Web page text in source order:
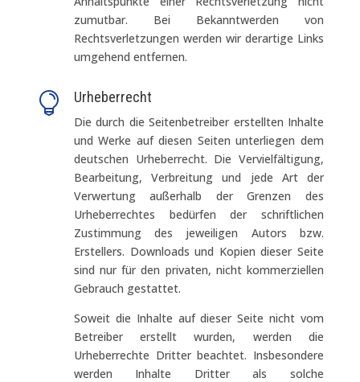
zumutbar. Bei Bekanntwerden von
Rechtsverletzungen werden wir derartige Links
umgehend entfernen.
 Urheberrecht
Die durch die Seitenbetreiber erstellten Inhalte
und Werke auf diesen Seiten unterliegen dem
deutschen Urheberrecht. Die Vervielfältigung,
Bearbeitung, Verbreitung und jede Art der
Verwertung außerhalb der Grenzen des
Urheberrechtes bedürfen der schriftlichen
Zustimmung des jeweiligen Autors bzw.
Erstellers. Downloads und Kopien dieser Seite
sind nur für den privaten, nicht kommerziellen
Gebrauch gestattet.
Soweit die Inhalte auf dieser Seite nicht vom
Betreiber erstellt wurden, werden die
Urheberrechte Dritter beachtet. Insbesondere
werden Inhalte Dritter als solche